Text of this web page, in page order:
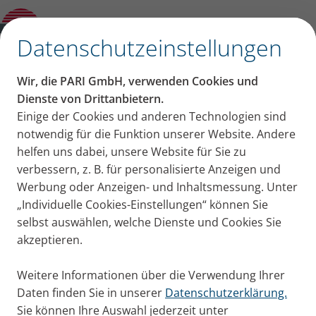
Datenschutzeinstellungen
Wir, die PARI GmbH, verwenden Cookies und
Dienste von Drittanbietern.
Einige der Cookies und anderen Technologien sind
notwendig für die Funktion unserer Website. Andere
helfen uns dabei, unsere Website für Sie zu
verbessern, z. B. für personalisierte Anzeigen und
Werbung oder Anzeigen- und Inhaltsmessung. Unter
„Individuelle Cookies-Einstellungen“ können Sie
selbst auswählen, welche Dienste und Cookies Sie
akzeptieren.
Weitere Informationen über die Verwendung Ihrer
Daten finden Sie in unserer Datenschutzerklärung.
Sie können Ihre Auswahl jederzeit unter
Modern Slavery Statement
PARI Gruppe – Erklärung
zu moderner Sklaverei
und Transparenz in
Lieferketten
– Erklärung für das
Geschäftsjahr 2025/2026 –